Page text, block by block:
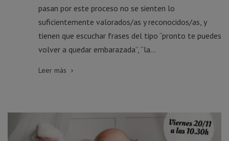
pasan por este proceso no se sienten lo
suficientemente valorados/as y reconocidos/as, y
tienen que escuchar frases del tipo “pronto te puedes
volver a quedar embarazada”, “la...
Leer más